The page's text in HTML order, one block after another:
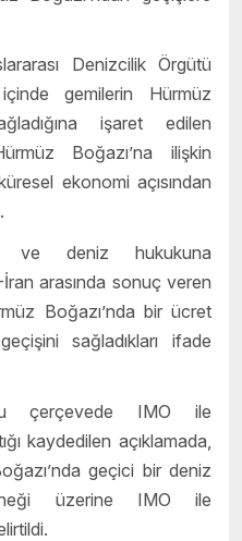
Denizcilik Örgütü
gemilerin Hürmüz
işaret edilen
Boğazı’na ilişkin
ekonomi açısından
ve deniz hukukuna
İran arasında sonuç veren
Boğazı’nda bir ücret
sağladıkları ifade
bu çerçevede IMO ile
kaydedilen açıklamada,
geçici bir deniz
üzerine IMO ile